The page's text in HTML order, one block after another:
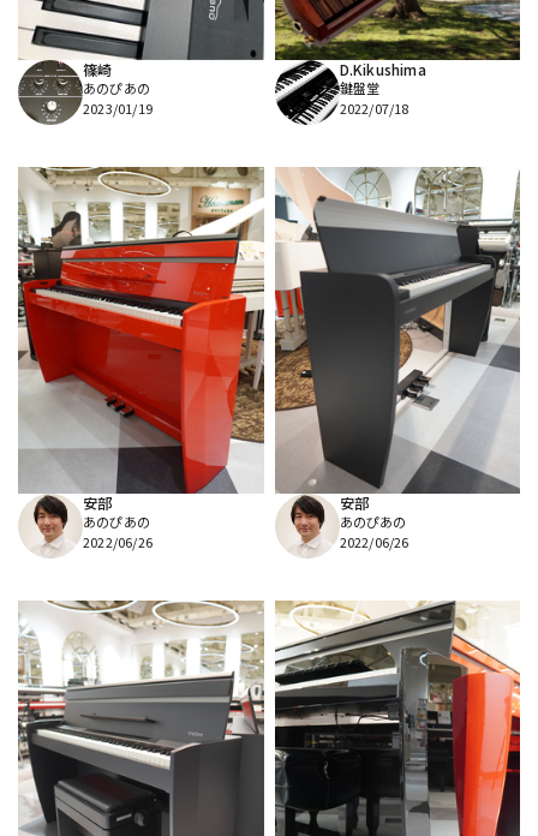
篠崎
あのぴあの
2023/01/19
D.Kikushima
鍵盤堂
2022/07/18
安部
あのぴあの
2022/06/26
安部
あのぴあの
2022/06/26